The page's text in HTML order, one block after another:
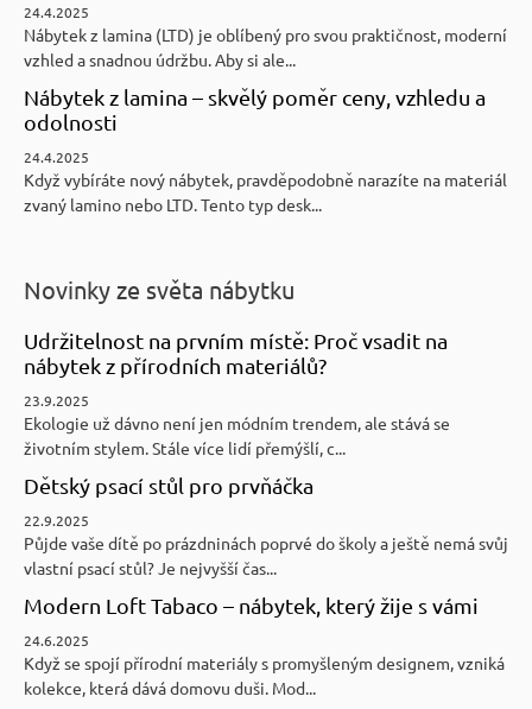
24.4.2025
Nábytek z lamina (LTD) je oblíbený pro svou praktičnost, moderní
vzhled a snadnou údržbu. Aby si ale...
Nábytek z lamina – skvělý poměr ceny, vzhledu a
odolnosti
24.4.2025
Když vybíráte nový nábytek, pravděpodobně narazíte na materiál
zvaný lamino nebo LTD. Tento typ desk...
Novinky ze světa nábytku
Udržitelnost na prvním místě: Proč vsadit na
nábytek z přírodních materiálů?
23.9.2025
Ekologie už dávno není jen módním trendem, ale stává se
životním stylem. Stále více lidí přemýšlí, c...
Dětský psací stůl pro prvňáčka
22.9.2025
Půjde vaše dítě po prázdninách poprvé do školy a ještě nemá svůj
vlastní psací stůl? Je nejvyšší čas...
Modern Loft Tabaco – nábytek, který žije s vámi
24.6.2025
Když se spojí přírodní materiály s promyšleným designem, vzniká
kolekce, která dává domovu duši. Mod...